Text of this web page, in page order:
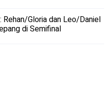
Gloria dan Leo/Daniel
di Semifinal